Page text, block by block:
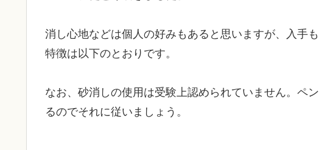
消し心地などは個人の好みもあると思いますが、入手
特徴は以下のとおりです。
なお、砂消しの使用は受験上認められていません。ペ
るのでそれに従いましょう。